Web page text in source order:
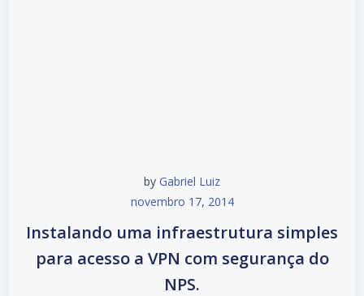
by Gabriel Luiz
novembro 17, 2014
Instalando uma infraestrutura simples
para acesso a VPN com segurança do
NPS.